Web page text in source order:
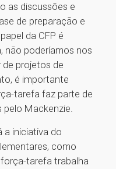
as discussões e
de preparação e
da CFP é
não poderíamos nos
projetos de
é importante
tarefa faz parte de
Mackenzie.
a iniciativa do
como
força-tarefa trabalha